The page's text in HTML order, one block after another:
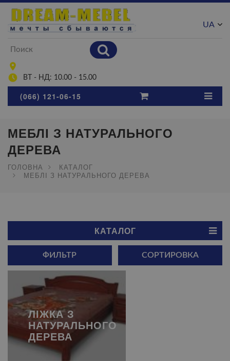
ВТ - НД: 10.00 - 15.00
UA
(066) 121-06-15
МЕБЛІ З НАТУРАЛЬНОГО
ДЕРЕВА
ГОЛОВНА
КАТАЛОГ
МЕБЛІ З НАТУРАЛЬНОГО ДЕРЕВА
КАТАЛОГ
ФИЛЬТР СОРТИРОВКА
ЛІЖКА З
НАТУРАЛЬНОГО
ДЕРЕВА